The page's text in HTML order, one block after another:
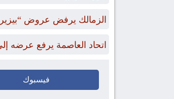
الزمالك يرفض عروض
اتحاد العاصمة يرفع
فيسبوك